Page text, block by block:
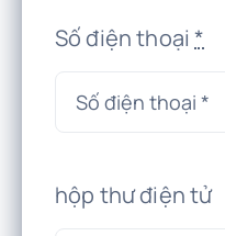
Số điện thoại*
hộp thư điện tử